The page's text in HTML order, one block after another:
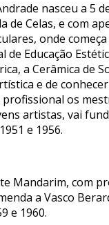
nasceu a 5
de Celas, e com
onde
de Educação
a Cerâmica de
e de
os
artistas, vai
e 1956.
Mandarim, com
a Vasco
e 1960.